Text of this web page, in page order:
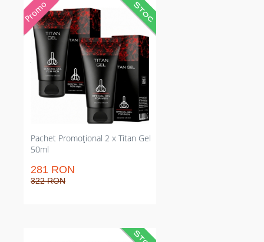
Pachet Promoțional 2 x Titan Gel
50ml
281 RON
322 RON
Colet cu două tuburi Titan Gel
50ml pentru sculări mai puternice
și susținute. Restrânge
slăbiciunea erecției și prelungește
actul sexual, cu rezultate vizibile
în regim de folosire constant.
Potrivit celor care caută o metodă
naturală de îmbunătățire a
performanței sexuale fără
intervenții chirurgicale.